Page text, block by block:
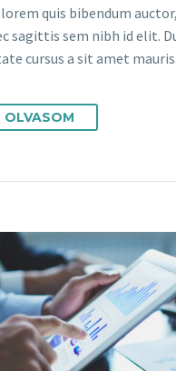
quis bibendum
sagittis sem nibh id elit.
cursus a sit amet mauris.